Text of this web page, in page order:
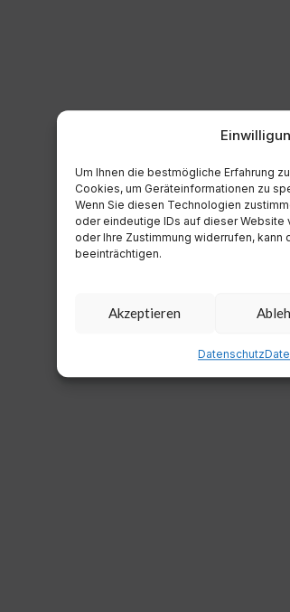
Um Ihnen die bestmögliche Erfahrung
Cookies, um Geräteinformationen zu
Wenn Sie diesen Technologien
oder eindeutige IDs auf dieser Website
oder Ihre Zustimmung widerrufen,
beeinträchtigen.
Akzeptieren
Datenschutz